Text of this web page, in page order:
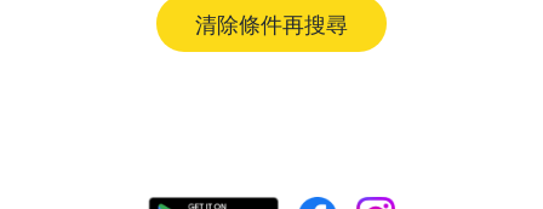
清除條件再搜尋